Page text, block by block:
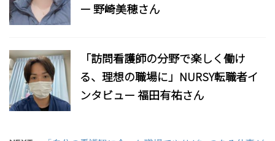
ー 野崎美穂さん
「訪問看護師の分野で楽しく働け
る、理想の職場に」NURSY転職者イ
ンタビュー 福田有祐さん